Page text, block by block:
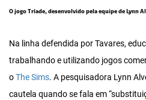
O jogo Tríade, desenvolvido pela equipe de Lynn
Na linha defendida por Tavares,
trabalhando e utilizando jogos
oThe Sims. A pesquisadora Lynn
cautela quando se fala em